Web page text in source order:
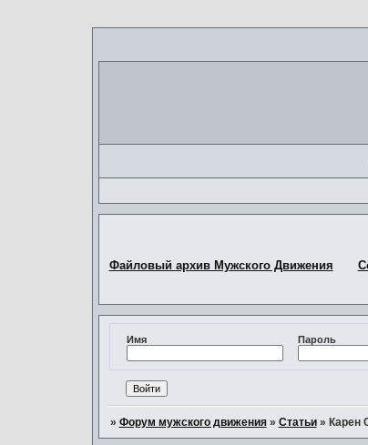
Файловый архив Мужского Движения
Имя Пароль
» Форум мужского движения » Статьи » Карен